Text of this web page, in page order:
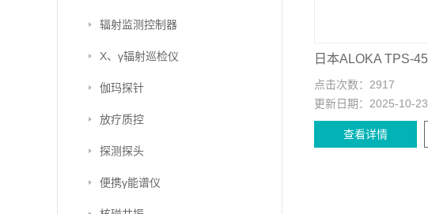
辐射监测控制器
X、γ辐射巡检仪
伽玛探针
放疗质控
探测探头
便携γ能谱仪
点击次数： 2917
更新日期： 2025-10-23
查看详情